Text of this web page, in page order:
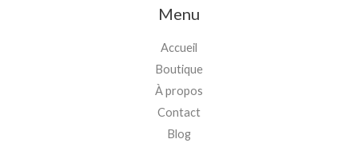
Menu
Accueil
Boutique
À propos
Contact
Blog